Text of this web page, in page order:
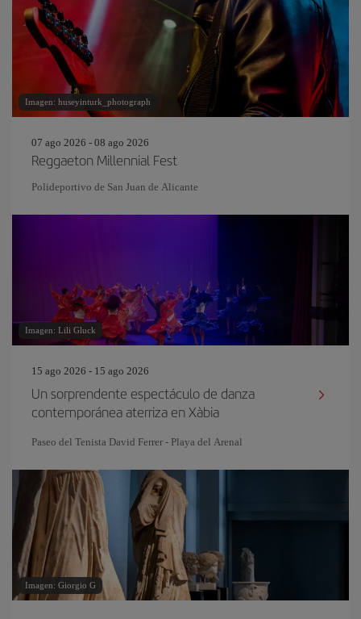
Imagen: huseyinturk_photograph
07 ago 2026 - 08 ago 2026
Reggaeton Millennial Fest
Polideportivo de San Juan de Alicante
Imagen: Lili Gluck
15 ago 2026 - 15 ago 2026
Un sorprendente espectáculo de danza
contemporánea aterriza en Xàbia
Paseo del Tenista David Ferrer - Playa del Arenal
Imagen: Giorgio G